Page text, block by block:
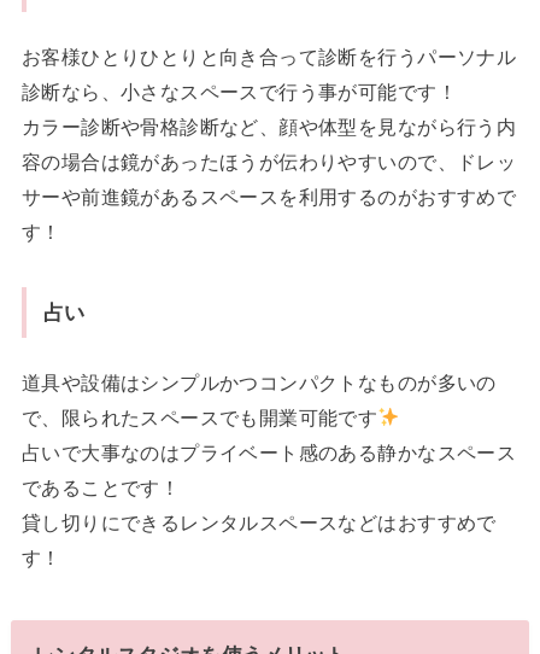
お客様ひとりひとりと向き合って診断を行うパーソナル
診断なら、小さなスペースで行う事が可能です！
カラー診断や骨格診断など、顔や体型を見ながら行う内
容の場合は鏡があったほうが伝わりやすいので、ドレッ
サーや前進鏡があるスペースを利用するのがおすすめで
す！
占い
道具や設備はシンプルかつコンパクトなものが多いの
で、限られたスペースでも開業可能です
占いで大事なのはプライベート感のある静かなスペース
であることです！
貸し切りにできるレンタルスペースなどはおすすめで
す！